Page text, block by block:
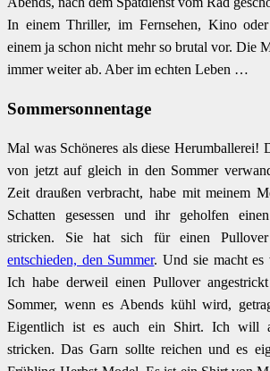
In einem Thriller, im Fernsehen, Kino
einem ja schon nicht mehr so brutal vor. Die
immer weiter ab. Aber im echten Leben …
Sommersonnentage
Mal was Schöneres als diese Herumballerei!
von jetzt auf gleich in den Sommer
Zeit draußen verbracht, habe mit meinem
Schatten gesessen und ihr geholfen
stricken. Sie hat sich für einen
entschieden, den Summer. Und sie macht
Ich habe derweil einen Pullover
Sommer, wenn es Abends kühl wird,
Eigentlich ist es auch ein Shirt. Ich will
stricken. Das Garn sollte reichen und es